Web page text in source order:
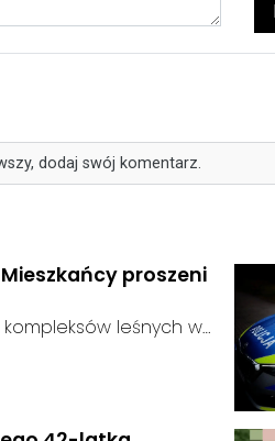
dodaj swój komentarz.
proszeni
leśnych w